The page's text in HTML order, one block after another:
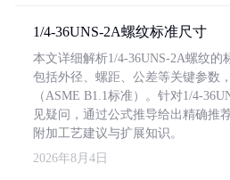
1/4-36UNS-2A螺纹标准尺寸
本文详细解析1/4-36UNS-2A螺纹的
包括外径、螺距、公差等关键参数
（ASME B1.1标准）。针对1/4-
见疑问，通过公式推导给出精确推
附加工艺建议与扩展知识。
2026年8月4日